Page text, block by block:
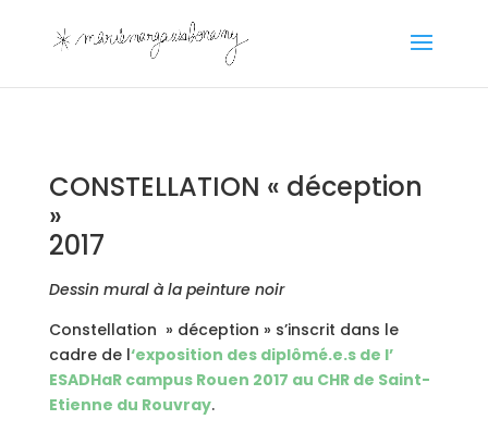
CONSTELLATION « déception
»
2017
Dessin mural à la peinture noir
Constellation » déception » s’inscrit dans le
cadre de l‘exposition des diplômé.e.s de l’
ESADHaR campus Rouen 2017 au CHR de Saint-
Etienne du Rouvray.